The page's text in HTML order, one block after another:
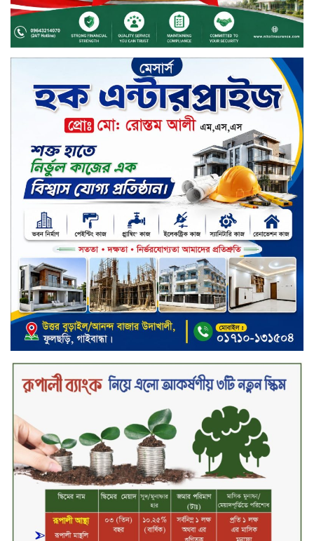
ডিজিটাল স্ক্রিন ছেড়ে ফসলের মাঠে
শিক্ষার্থীরা; টাঙ্গাইলের মহিষমারা কলেজে
খুন্তি-কোদালে তরুণদের নতুন বিপ্লব!
শান্তা পিনাকলে প্রিমিয়ার ব্যাংকের বোর্ড
সভা অনুষ্ঠিত
কাফরুলে মুক্তিযোদ্ধা কল্যাণ সমিতিতে
ইশতিয়াক আজিজ উলফাতের কোটি
টাকার দুর্নীতি, ফ্ল্যাট দখলের অপচেষ্টা ও
সন্ত্রাসী হামলা
ব্যাংকিং খাত স্থিতিশীল করতে ১৮ মাসের
পরিকল্পনা কেন্দ্রীয় ব্যাংকের
কারখানার উৎপাদন কার্যক্রম সম্পূর্ণ বন্ধ,
জানাল এস আলম কোল্ড রোলড স্টিলস
দীর্ঘস্থায়ী ৭,৫০০ এমএএইচ ব্যাটারি
এবং শক্তিশালী গরিলা গ্লাস ৭আই সুরক্ষা
২০২৫-২৬ অর্থবছরে এনবিআরের রাজস্ব
আদায় ৪.১৫ লাখ কোটি টাকা
সপ্তাহের তৃতীয় কার্যদিবসে লেনদেনের
শীর্ষে একমি পেস্টিসাইড